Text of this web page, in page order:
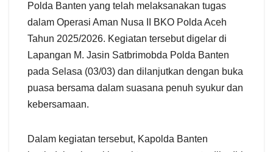
Polda Banten yang telah melaksanakan tugas
dalam Operasi Aman Nusa II BKO Polda Aceh
Tahun 2025/2026. Kegiatan tersebut digelar di
Lapangan M. Jasin Satbrimobda Polda Banten
pada Selasa (03/03) dan dilanjutkan dengan buka
puasa bersama dalam suasana penuh syukur dan
kebersamaan.
Dalam kegiatan tersebut, Kapolda Banten